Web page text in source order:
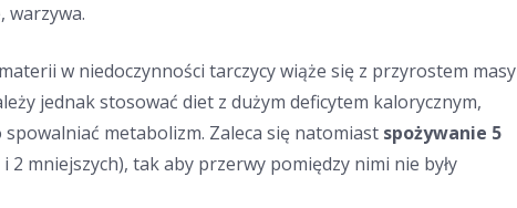
warzywa.
w niedoczynności tarczycy wiąże się z przyrostem masy
jednak stosować diet z dużym deficytem kalorycznym,
metabolizm. Zaleca się natomiast spożywanie 5
i 2 mniejszych), tak aby przerwy pomiędzy nimi nie były